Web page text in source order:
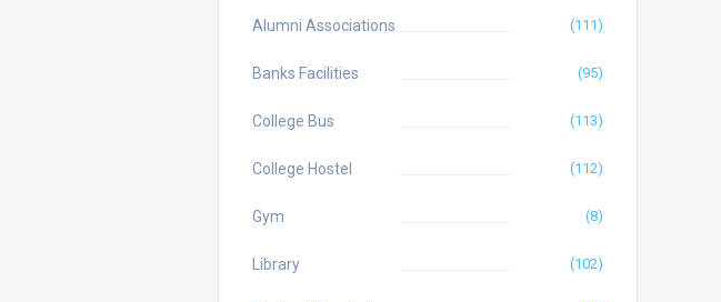
Alumni Associations (111)
Banks Facilities (95)
College Bus (113)
College Hostel (112)
Gym (8)
Library (102)